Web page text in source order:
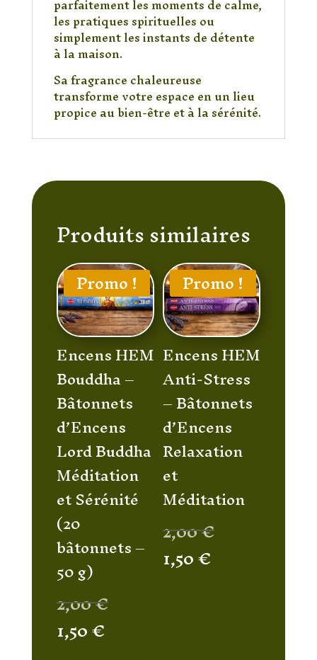
les pratiques spirituelles ou
simplement les instants de détente
à la maison.
Sa fragrance chaleureuse
transforme votre espace en un lieu
propice au bien-être et à la sérénité.
Produits similaires
Promo !
Encens HEM
Bouddha –
Bâtonnets
d’Encens
Lord Buddha
Méditation
et Sérénité
(20
bâtonnets –
50 g)
2,00€Le
1,50€Le
Promo !
Encens HEM
Anti-Stress
– Bâtonnets
d’Encens
Relaxation
et
Méditation
2,00€Le
1,50€Le